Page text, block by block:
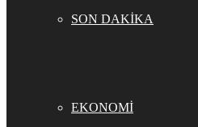
SON DAKİKA
EKONOMİ